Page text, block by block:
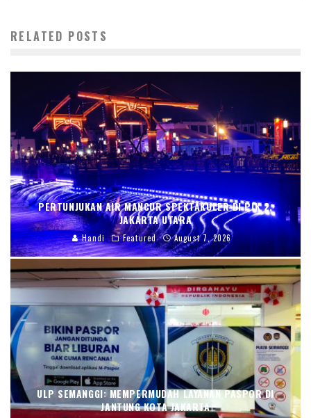
RELATED POSTS
PERTUNJUKAN AIR MANCUR SPEKTAKULER DI PIK 2,
JAKARTA UTARA
Handi Featured August 7, 2026
ULP SEMANGGI: MEMPERMUDAH LAYANAN PASPOR DI
JANTUNG KOTA JAKARTA